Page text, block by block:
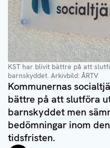
KST har blivit bättre på att
barnskyddet. Arkivbild: ÅRTV
Kommunernas
bättre på att slutföra
barnskyddet men
bedömningar inom
tidsfristen.